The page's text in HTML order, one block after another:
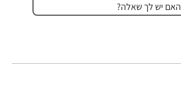
האם יש לך שאלה?